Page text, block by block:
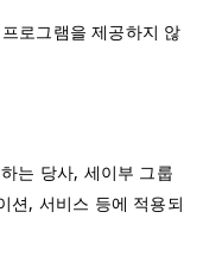
로그램을 제공하지 않
는 당사, 세이부 그룹
션, 서비스 등에 적용되